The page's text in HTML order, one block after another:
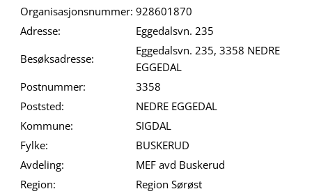
Organisasjonsnummer: 928601870
Adresse:
Eggedalsvn. 235
Besøksadresse:
Eggedalsvn. 235, 3358 NEDRE
EGGEDAL
Postnummer:
3358
Poststed:
NEDRE EGGEDAL
Kommune:
SIGDAL
Fylke:
BUSKERUD
Avdeling:
MEF avd Buskerud
Region:
Region Sørøst